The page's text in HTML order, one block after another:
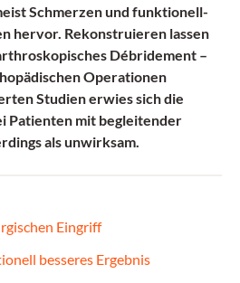
Schmerzenund funktionell-
hervor. Rekonstruieren lassen
Débridement –
Operationen
Studien erwies sich die
Patienten mit begleitender
als unwirksam.
Eingriff
besseres Ergebnis